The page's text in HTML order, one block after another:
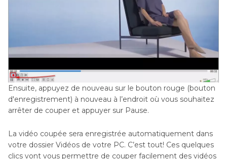
Ensuite, appuyez de nouveau sur le bouton rouge (bouton
d'enregistrement) à nouveau à l’endroit où vous souhaitez
arrêter de couper et appuyer sur Pause.
La vidéo coupée sera enregistrée automatiquement dans
votre dossier Vidéos de votre PC. C’est tout! Ces quelques
clics vont vous permettre de couper facilement des vidéos